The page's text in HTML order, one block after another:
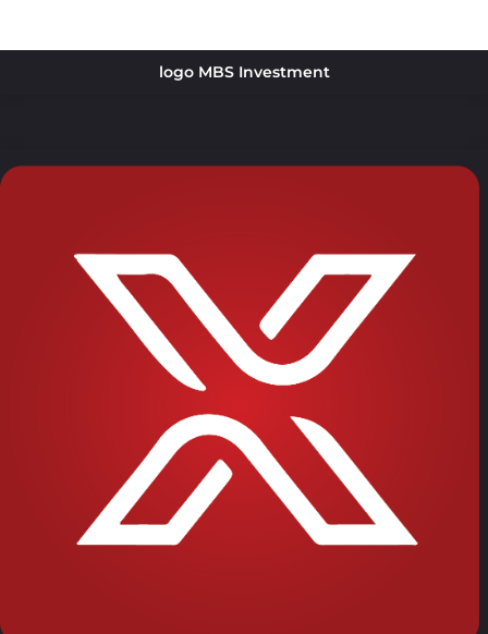
logo MBS Investment